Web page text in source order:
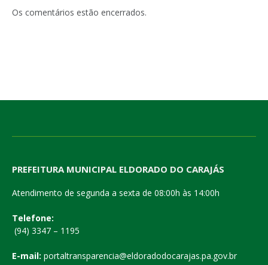
Os comentários estão encerrados.
PREFEITURA MUNICIPAL ELDORADO DO CARAJÁS
Atendimento de segunda a sexta de 08:00h às 14:00h
Telefone:
(94) 3347 – 1195
E-mail: portaltransparencia@eldoradodocarajas.pa.gov.br